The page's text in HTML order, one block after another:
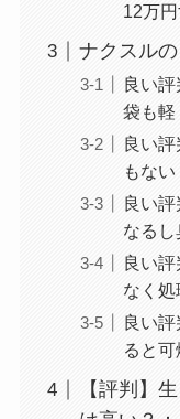
12万
ナクスル
良い
袋も軽
良い
もない
良い
なる
良い
なく処
良い
ると
【評判】